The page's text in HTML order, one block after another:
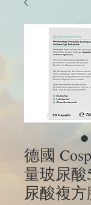
德國
量玻尿酸
尿酸複